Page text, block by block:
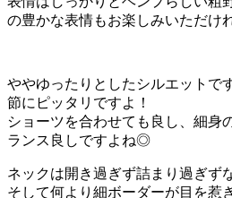
の豊かな表情もお楽しみいただけ
ややゆったりとしたシルエットで
節にピッタリですよ！
ショーツを合わせても良し、細身
ランス良しですよね◎
ネックは開き過ぎず詰まり過ぎず
そして何より細ボーダーが目を惹